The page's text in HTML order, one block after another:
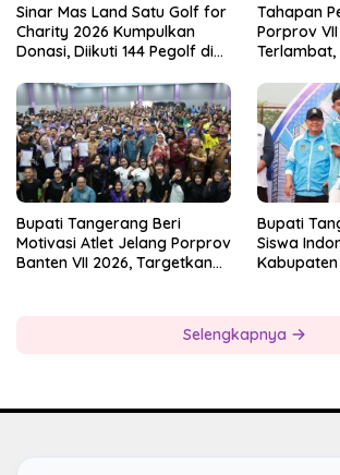
Sinar Mas Land Satu Golf for
Charity 2026 Kumpulkan
Donasi, Diikuti 144 Pegolf di
Tahapan
Porprov
Terlambat,
Kesiapan
Bupati Tangerang Beri
Motivasi Atlet Jelang Porprov
Banten VII 2026, Targetkan
Bupati
Siswa
Selengkapnya